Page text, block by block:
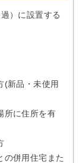
）に設置する
(新品・未使用
所に住所を有
の併用住宅また